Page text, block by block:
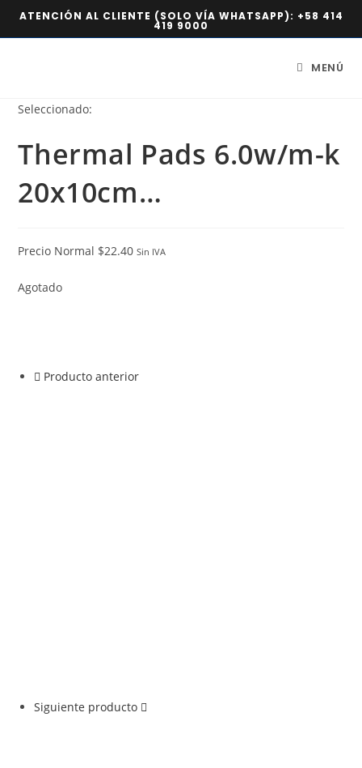
ATENCIÓN AL CLIENTE (SOLO VÍA WHATSAPP): +58 414
419 9000
MENÚ
Seleccionado:
Thermal Pads 6.0w/m-k
20x10cm…
Precio Normal $22.40 Sin IVA
Agotado
Producto anterior
Siguiente producto